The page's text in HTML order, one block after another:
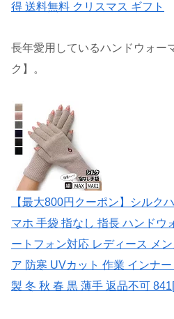
得 送料無料 クリスマス ギフト
長年愛用しているハンドウォー
ク】。
【最大800円クーポン】シルク
マホ 手袋 指なし 指長 ハンドウ
ートフォン対応 レディース メ
ア 防寒 UVカット 作業 インナ
製 冬 秋 春 黒 薄手 返品不可